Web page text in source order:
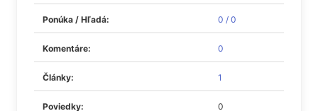
Ponúka / Hľadá: 0 / 0
Komentáre: 0
Články: 1
Poviedky: 0